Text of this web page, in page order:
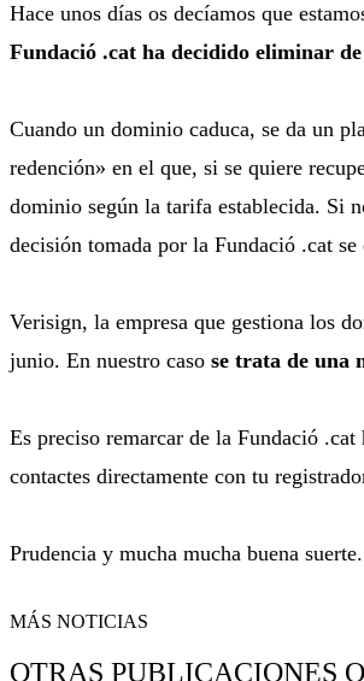
Hace unos días os decíamos que
Fundació .cat ha decidido eliminar
Cuando un dominio caduca, se da un
redención» en el que, si se quiere
dominio según la tarifa establecida. Si
decisión tomada por la Fundació .cat
Verisign, la empresa que gestiona los
junio. En nuestro caso se trata de una
Es preciso remarcar de la Fundació
contactes directamente con tu
Prudencia y mucha mucha buena suerte.
MÁS NOTICIAS
OTRAS PUBLICACIONES